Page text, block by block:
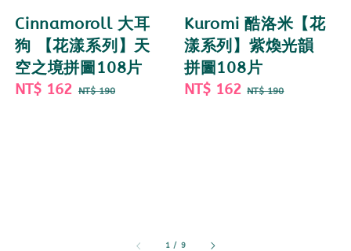
Cinnamoroll 大耳
狗 【花漾系列】天
空之境拼圖108片
Sale
NT$ 162 Regular
NT$ 190
Kuromi 酷洛米【花
漾系列】紫煥光韻
拼圖108片
Sale
NT$ 162 Regular
NT$ 190
1 / 9